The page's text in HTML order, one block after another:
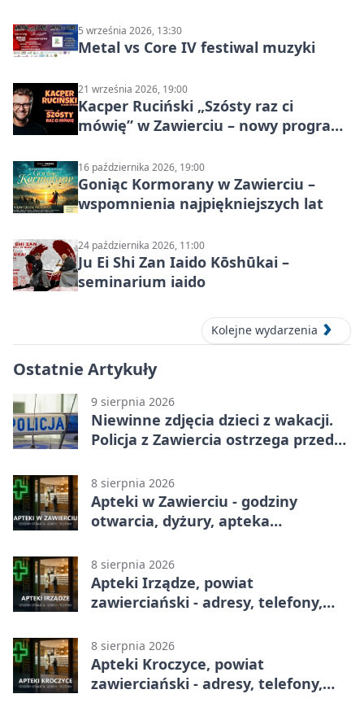
5 września 2026, 13:30
Metal vs Core IV festiwal muzyki
21 września 2026, 19:00
Kacper Ruciński „Szósty raz ci
mówię” w Zawierciu – nowy program
16 października 2026, 19:00
Goniąc Kormorany w Zawierciu –
wspomnienia najpiękniejszych lat
24 października 2026, 11:00
Ju Ei Shi Zan Iaido Kōshūkai –
seminarium iaido
Kolejne wydarzenia
Ostatnie Artykuły
9 sierpnia 2026
Niewinne zdjęcia dzieci z wakacji.
Policja z Zawiercia ostrzega przed
8 sierpnia 2026
Apteki w Zawierciu - godziny
otwarcia, dyżury, apteka
8 sierpnia 2026
Apteki Irządze, powiat
zawierciański - adresy, telefony,
8 sierpnia 2026
Apteki Kroczyce, powiat
zawierciański - adresy, telefony,